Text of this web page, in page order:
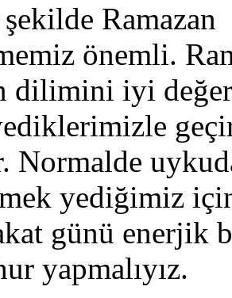
önemli.
dilimini iyi
Normalde
yediğimiz
günü enerjik
yapmalıyız.